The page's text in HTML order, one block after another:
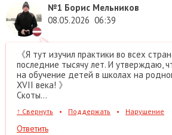
№1 Борис Мельников
08.05.2026 06:39
《Я тут изучил практики во всех
последние тысячу лет. И утверждаю,
на обучение детей в школах на
XVII века! 》
Скоты...
↑ Свернуть • Поддержать • Нарушение
Ответить